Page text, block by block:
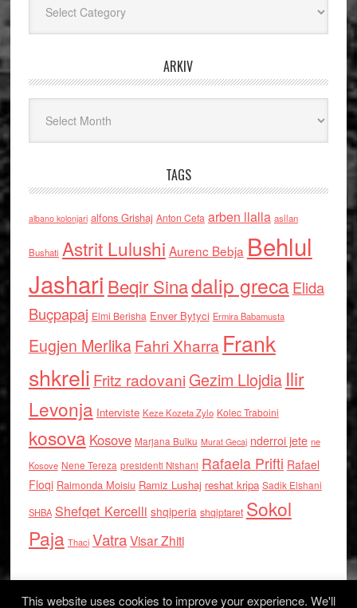
ARKIV
TAGS
albano kolonjari alfons Grishaj Anton Cefa arben llalla asllan
Bushati Astrit Lulushi Aurenc Bebja Behlul
Jashari Beqir Sinadalip grecaElida
Buçpapaj Elmi Berisha Enver Bytyci Ermira Babamusta
Eugjen MerlikaFahri Xharra Frank
shkreli Fritz radovaniGezim Llojdia Ilir
Levonja Interviste Keze Kozeta Zylo Kolec Traboini
kosova Kosove Marjana Bulku Murat Gecaj nderroi jete ne
Kosove Nene Tereza presidenti Nishani Rafaela Prifti Rafael
Floqi Raimonda Moisiu Ramiz Lushaj reshat kripa Sadik Elshani
SHBA Shefqet Kercelli shqiperia shqiptaret Sokol
Paja Thaci VatraVisar Zhiti
This website uses cookies to improve your experience. We'll